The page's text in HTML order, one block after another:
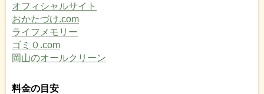
オフィシャルサイト
おかたづけ.com
ライフメモリー
ゴミ０.com
岡山のオールクリーン
料金の目安